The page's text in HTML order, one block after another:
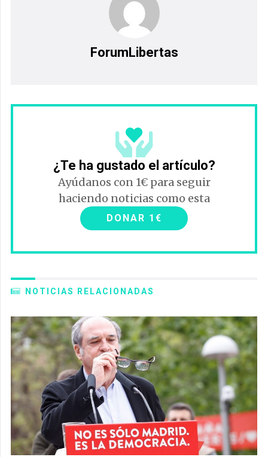
ForumLibertas
¿Te ha gustado el artículo?
Ayúdanos con 1€ para seguir
haciendo noticias como esta
DONAR 1€
NOTICIAS RELACIONADAS